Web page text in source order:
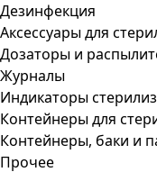
Дезинфекция
Аксессуары для
Дозаторы и
Журналы
Индикаторы
Контейнеры для
Контейнеры, баки и
Прочее